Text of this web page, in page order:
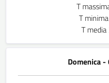
T
T
T
Domenica